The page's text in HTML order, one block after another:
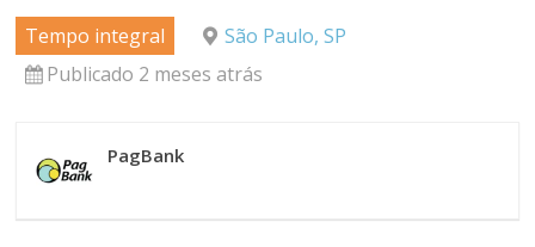
Tempo integral
São Paulo, SP
Publicado 2 meses atrás
PagBank